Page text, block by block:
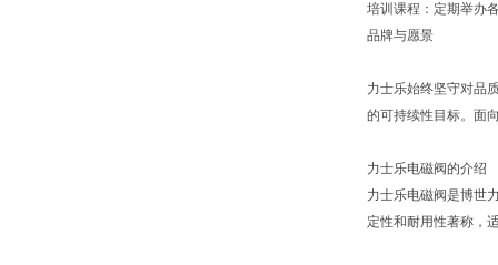
培训课程：定期举办
品牌与愿景
力士乐始终坚守对品
的可持续性目标。面
力士乐电磁阀的介绍
力士乐电磁阀是博世
定性和耐用性著称，